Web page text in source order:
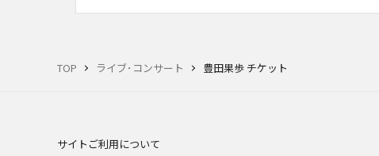
TOP ライブ･コンサート 豊田果歩 チケット
サイトご利用について